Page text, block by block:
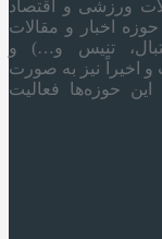
ورزشی و اقتصاد
در حوزه اخبار و مقالات
تنیس و…) و
و اخیراً نیز به صورت
حوزه‌ها فعالیت